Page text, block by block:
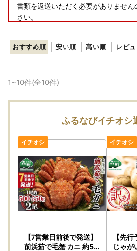
書類を返送いただく必要がありません
さい。
※2023年7月以前に寄附を頂いた方に
ードの記載はございません。
ードを読み取っていただくと同様に
※公的個人認証アプリ「IAM」の詳細
【重要】佐川急便の荷物転送有料化の
お申込み時に、ご登録の住所を必ずご
・引っ越し前の住所になっていないか
・番地、部屋番号などに誤りがないか
佐川急便の規定変更により、2023年
荷物の送り状に記載されたご住所以
送）する場合、送り状に記載された
届け先までの配送料が着払いで発生い
くことになりますので、お届け先の
際には十分にご注意いただいた上で
おすすめ順 安い順 高い順 レビ
1~10件(全10件)
ふるなびイチオシ
【7営業日前後で発送】
前浜茹で毛蟹 カニ 約50
【先
じゃが